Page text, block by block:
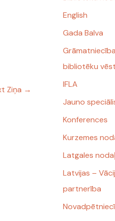
Ziņa →
English
Gada Balva
bibliotēku
IFLA
Jauno
Konferences
Kurzemes
Latgales
Latvijas –
partnerība